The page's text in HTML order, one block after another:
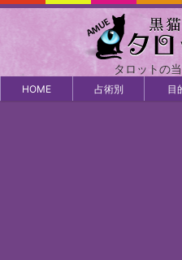
タロットの
HOME 占術別 目